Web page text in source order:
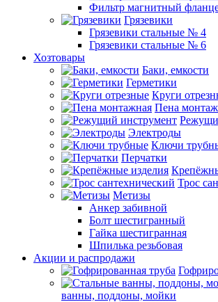
Фильтр магнитный
Грязевики
Грязевики стальные № 4
Грязевики стальные № 6
Хозтовары
Баки, емкости
Герметики
Круги
Пена
Электроды
Ключи
Перчатки
Трос
Метизы
Анкер забивной
Болт шестигранный
Гайка шестигранная
Шпилька резьбовая
Акции и распродажи
ванны, поддоны, мойки